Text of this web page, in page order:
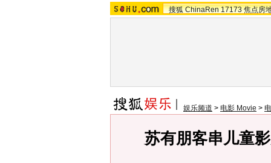
搜狐 ChinaRen 17173 焦点房
娱乐频道 > 电影 Movie >
苏有朋客串儿童